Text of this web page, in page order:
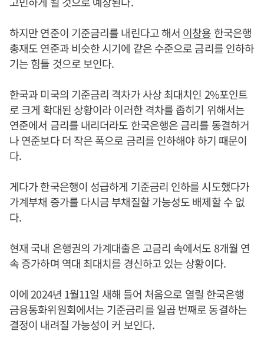
하지만 연준이 기준금리를 내린다고 해서 이창용 한국은행
총재도 연준과 비슷한 시기에 같은 수준으로 금리를 인하하
기는 힘들 것으로 보인다.
한국과 미국의 기준금리 격차가 사상 최대치인 2%포인트
로 크게 확대된 상황이라 이러한 격차를 좁히기 위해서는
연준에서 금리를 내리더라도 한국은행은 금리를 동결하거
나 연준보다 더 작은 폭으로 금리를 인하해야 하기 때문이
다.
게다가 한국은행이 성급하게 기준금리 인하를 시도했다가
가계부채 증가를 다시금 부채질할 가능성도 배제할 수 없
다.
현재 국내 은행권의 가계대출은 고금리 속에서도 8개월 연
속 증가하며 역대 최대치를 경신하고 있는 상황이다.
이에 2024년 1월11일 새해 들어 처음으로 열릴 한국은행
금융통화위원회에서는 기준금리를 일곱 번째로 동결하는
결정이 내려질 가능성이 커 보인다.